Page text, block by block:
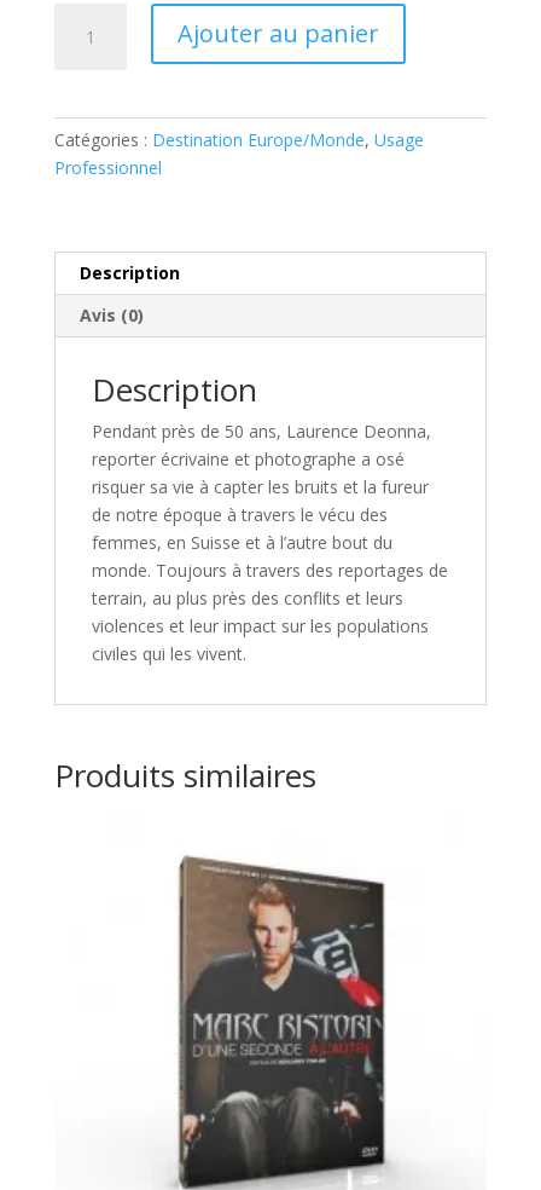
DVD
Ajouter au panier
n
e
Catégories : Destination Europe/Monde, Usage
Professionnel
Description
Avis (0)
Description
Pendant près de 50 ans, Laurence Deonna,
reporter écrivaine et photographe a osé
risquer sa vie à capter les bruits et la fureur
de notre époque à travers le vécu des
femmes, en Suisse et à l’autre bout du
monde. Toujours à travers des reportages de
terrain, au plus près des conflits et leurs
violences et leur impact sur les populations
civiles qui les vivent.
Produits similaires